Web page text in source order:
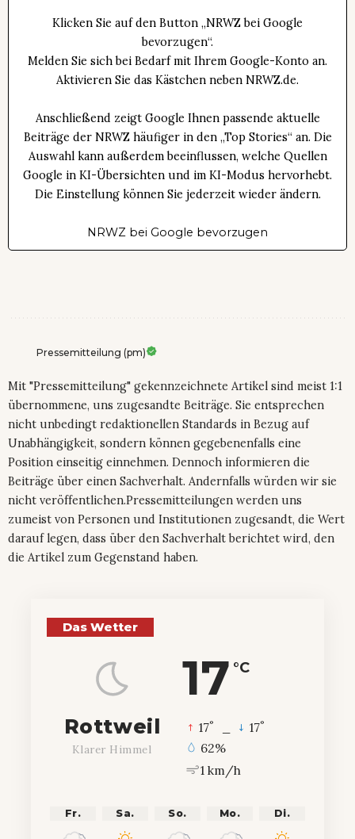
Klicken Sie auf den Button „NRWZ bei Google
bevorzugen“.
Melden Sie sich bei Bedarf mit Ihrem Google-Konto an.
Aktivieren Sie das Kästchen neben NRWZ.de.
Anschließend zeigt Google Ihnen passende aktuelle
Beiträge der NRWZ häufiger in den „Top Stories“ an. Die
Auswahl kann außerdem beeinflussen, welche Quellen
Google in KI-Übersichten und im KI-Modus hervorhebt.
Die Einstellung können Sie jederzeit wieder ändern.
NRWZ bei Google bevorzugen
Pressemitteilung (pm)
Mit "Pressemitteilung" gekennzeichnete Artikel sind meist 1:1
übernommene, uns zugesandte Beiträge. Sie entsprechen
nicht unbedingt redaktionellen Standards in Bezug auf
Unabhängigkeit, sondern können gegebenenfalls eine
Position einseitig einnehmen. Dennoch informieren die
Beiträge über einen Sachverhalt. Andernfalls würden wir sie
nicht veröffentlichen.Pressemitteilungen werden uns
zumeist von Personen und Institutionen zugesandt, die Wert
darauf legen, dass über den Sachverhalt berichtet wird, den
die Artikel zum Gegenstand haben.
Das Wetter
17 °C
Rottweil
Klarer Himmel
17° 17°
62%
1 km/h
Fr. Sa. So. Mo. Di.